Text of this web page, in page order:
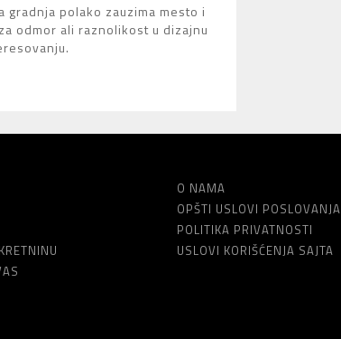
polako zauzima mesto i
odmor ali raznolikost u dizajnu
O NAMA
OPŠTI USLOVI POSLOVANJA
POLITIKA PRIVATNOSTI
USLOVI KORIŠĆENJA SAJTA